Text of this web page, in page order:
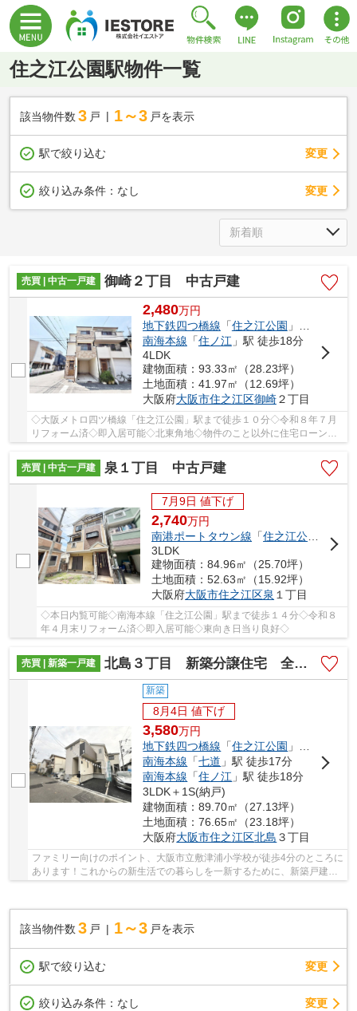
住之江公園駅物件一覧
該当物件数 3 戸 1～3 戸を表示
駅で絞り込む 変更
絞り込み条件： なし 変更
売買 | 中古一戸建 御崎２丁目 中古戸建
2,480万円
地下鉄四つ橋線 「住之江公園 」駅 徒歩10分
南海本線 「住ノ江」駅 徒歩18分
4LDK
建物面積：93.33㎡（28.23坪）
土地面積：41.97㎡（12.69坪）
大阪府大阪市住之江区御崎２丁目
◇大阪メトロ四ツ橋線「住之江公園」駅まで徒歩１０分◇令和８年７月
リフォーム済◇即入居可能◇北東角地◇物件のこと以外に住宅ローンや
売買 | 中古一戸建
泉１丁目 中古戸建
7月9日 値下げ
2,740万円
南港ポートタウン線 「住之江公園
」駅
3LDK
建物面積：84.96㎡（25.70坪）
土地面積：52.63㎡（15.92坪）
大阪府大阪市住之江区泉 １丁目
◇本日内覧可能◇南海本線「住之江公園」駅まで徒歩１４分◇令和８
年４月末リフォーム済◇即入居可能◇東向き日当り良好◇
売買 | 新築一戸建 北島３丁目 新築分譲住宅 全２区画
新築
8月4日 値下げ
3,580万円
地下鉄四つ橋線 「住之江公園 」駅 徒歩16分
南海本線 「七道 」駅 徒歩17分
南海本線 「住ノ江 」駅 徒歩18分
3LDK＋1S(納戸)
建物面積：89.70㎡（27.13坪）
土地面積：76.65㎡（23.18坪）
大阪府大阪市住之江区北島 ３丁目
ファミリー向けのポイント、大阪市立敷津浦小学校が徒歩4分のところに
あります！これからの新生活での暮らしを一新するために、新築戸建て
該当物件数 3 戸 1～3 戸を表示
駅で絞り込む 変更
絞り込み条件： なし 変更